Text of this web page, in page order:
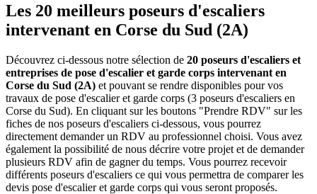
Les 20 meilleurs poseurs d'escaliers
intervenant en Corse du Sud (2A)
Découvrez ci-dessous notre sélection de 20 poseurs d'escaliers et
entreprises de pose d'escalier et garde corps intervenant en
Corse du Sud (2A) et pouvant se rendre disponibles pour vos
travaux de pose d'escalier et garde corps (3 poseurs d'escaliers en
Corse du Sud). En cliquant sur les boutons "Prendre RDV" sur les
fiches de nos poseurs d'escaliers ci-dessous, vous pourrez
directement demander un RDV au professionnel choisi. Vous avez
également la possibilité de nous décrire votre projet et de demander
plusieurs RDV afin de gagner du temps. Vous pourrez recevoir
différents poseurs d'escaliers ce qui vous permettra de comparer les
devis pose d'escalier et garde corps qui vous seront proposés.